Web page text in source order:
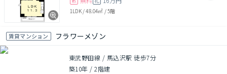
1LDK/48.04㎡ /5階
賃貸マンション フラワーメゾン
東武野田線 / 馬込沢駅 徒歩7分
築10年 /2階建